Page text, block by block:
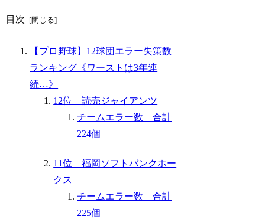
目次
【プロ野球】12球団エラー失策数
ランキング《ワーストは3年連
続…》
12位 読売ジャイアンツ
チームエラー数 合計
224個
11位 福岡ソフトバンクホー
クス
チームエラー数 合計
225個